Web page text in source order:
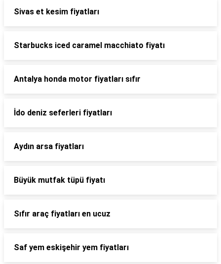
Sivas et kesim fiyatları
Starbucks iced caramel macchiato fiyatı
Antalya honda motor fiyatları sıfır
İdo deniz seferleri fiyatları
Aydın arsa fiyatları
Büyük mutfak tüpü fiyatı
Sıfır araç fiyatları en ucuz
Saf yem eskişehir yem fiyatları